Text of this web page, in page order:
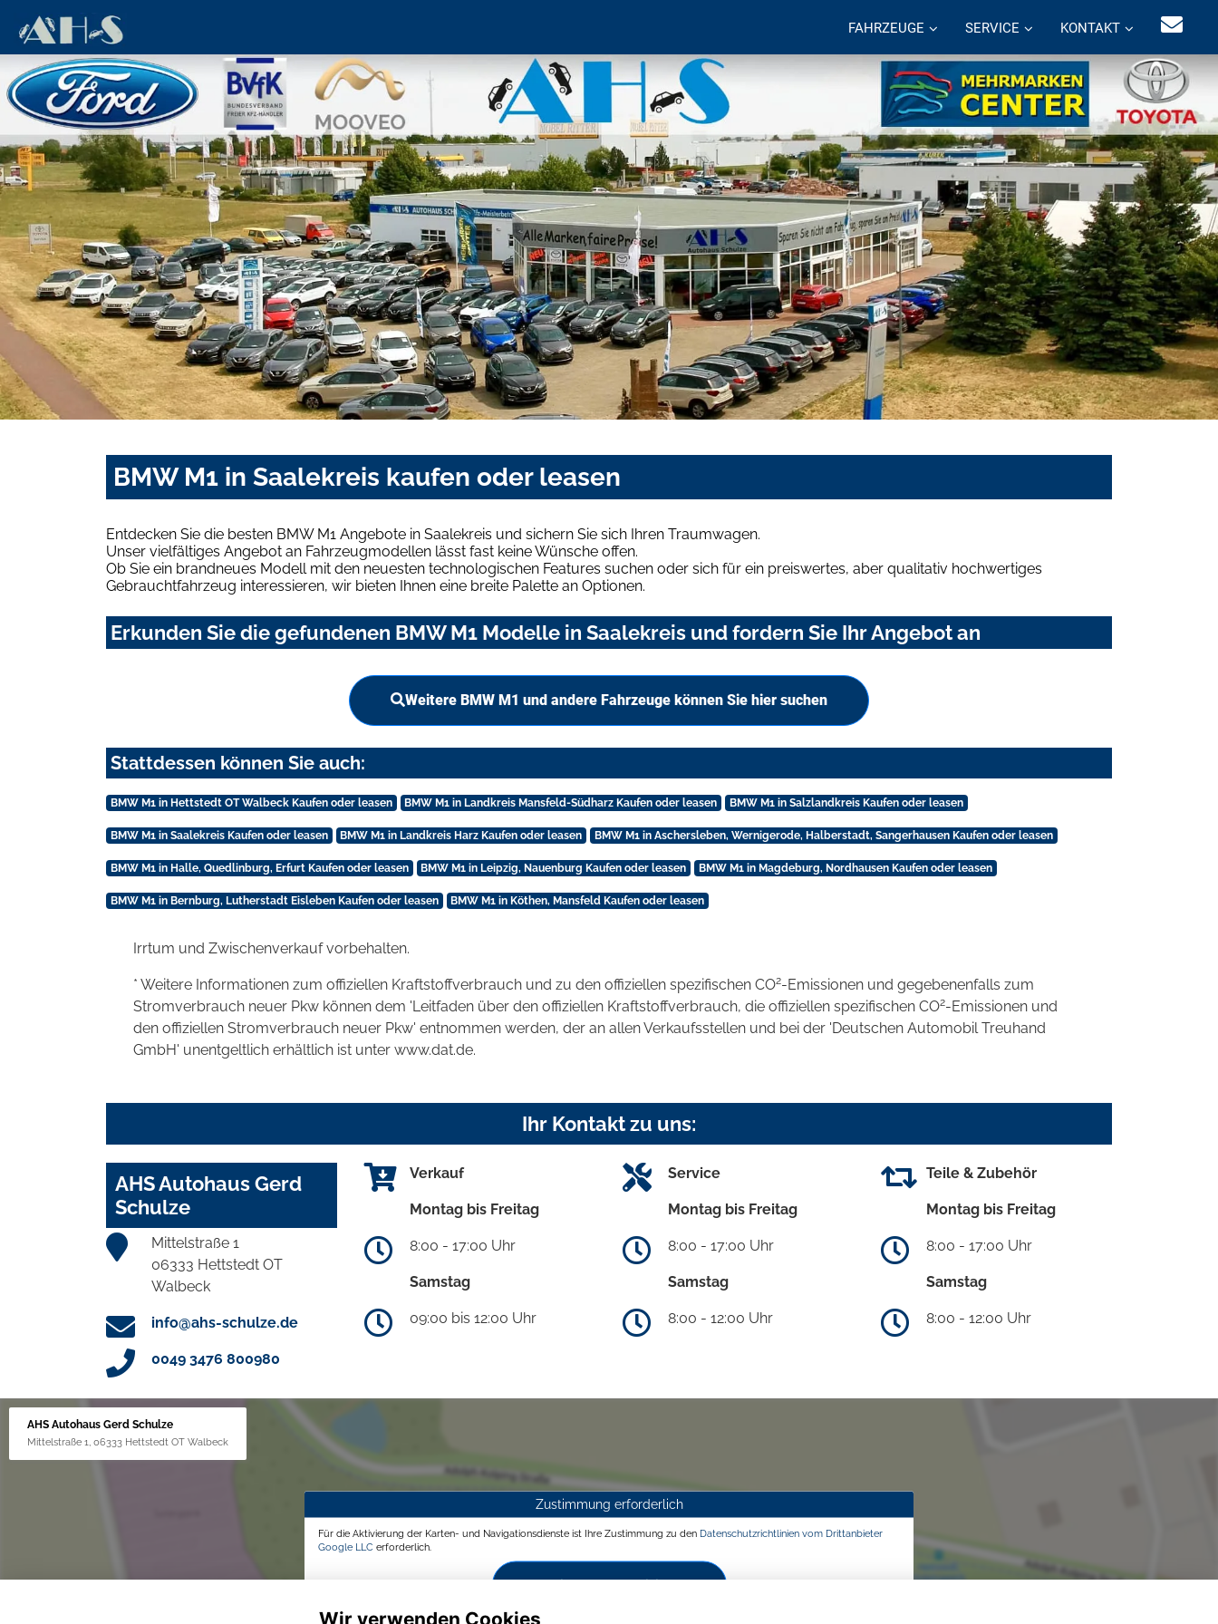
FAHRZEUGE SERVICE KONTAKT
BMW M1 in Saalekreis kaufen oder leasen
Entdecken Sie die besten BMW M1 Angebote in Saalekreis und sichern Sie sich Ihren Traumwagen.
Unser vielfältiges Angebot an Fahrzeugmodellen lässt fast keine Wünsche offen.
Ob Sie ein brandneues Modell mit den neuesten technologischen Features suchen oder sich für ein preiswertes, aber qualitativ hochwertiges
Gebrauchtfahrzeug interessieren, wir bieten Ihnen eine breite Palette an Optionen.
Erkunden Sie die gefundenen BMW M1 Modelle in Saalekreis und fordern Sie Ihr Angebot an
Weitere BMW M1 und andere Fahrzeuge können Sie hier suchen
Stattdessen können Sie auch:
BMW M1 in Hettstedt OT Walbeck Kaufen oder leasen BMW M1 in Landkreis Mansfeld-Südharz Kaufen oder leasen BMW M1 in Salzlandkreis Kaufen oder leasen
BMW M1 in Saalekreis Kaufen oder leasen BMW M1 in Landkreis Harz Kaufen oder leasen BMW M1 in Aschersleben, Wernigerode, Halberstadt, Sangerhausen Kaufen oder leasen
BMW M1 in Halle, Quedlinburg, Erfurt Kaufen oder leasen BMW M1 in Leipzig, Nauenburg Kaufen oder leasen BMW M1 in Magdeburg, Nordhausen Kaufen oder leasen
BMW M1 in Bernburg, Lutherstadt Eisleben Kaufen oder leasen BMW M1 in Köthen, Mansfeld Kaufen oder leasen
Irrtum und Zwischenverkauf vorbehalten.
* Weitere Informationen zum offiziellen Kraftstoffverbrauch und zu den offiziellen spezifischen CO2-Emissionen und gegebenenfalls zum
Stromverbrauch neuer Pkw können dem 'Leitfaden über den offiziellen Kraftstoffverbrauch, die offiziellen spezifischen CO2-Emissionen und
den offiziellen Stromverbrauch neuer Pkw' entnommen werden, der an allen Verkaufsstellen und bei der 'Deutschen Automobil Treuhand
GmbH' unentgeltlich erhältlich ist unter www.dat.de.
Ihr Kontakt zu uns:
AHS Autohaus Gerd
Schulze
Mittelstraße 1
06333 Hettstedt OT
Walbeck
info@ahs-schulze.de
0049 3476 800980
Verkauf
Montag bis Freitag
8:00 - 17:00 Uhr
Samstag
09:00 bis 12:00 Uhr
Service
Montag bis Freitag
8:00 - 17:00 Uhr
Samstag
8:00 - 12:00 Uhr
Teile & Zubehör
Montag bis Freitag
8:00 - 17:00 Uhr
Samstag
8:00 - 12:00 Uhr
AHS Autohaus Gerd Schulze
Mittelstraße 1, 06333 Hettstedt OT Walbeck
Zustimmung erforderlich
Für die Aktivierung der Karten- und Navigationsdienste ist Ihre Zustimmung zu den Datenschutzrichtlinien vom Drittanbieter
Google LLC erforderlich.
Wir verwenden Cookies